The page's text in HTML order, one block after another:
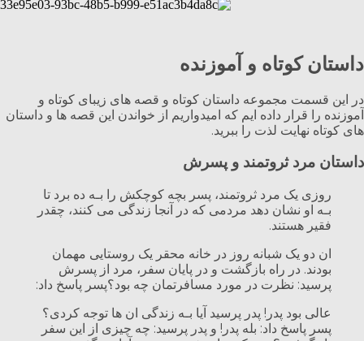
داستان کوتاه و آموزنده
در این قسمت مجموعه داستان کوتاه و قصه های زیبای کوتاه و
آموزنده را قرار داده ایم که امیدواریم از خواندن این قصه ها و داستان
های کوتاه نهایت لذت را ببرید.
داستان مرد ثروتمند و پسرش
روزی یک مرد ثروتمند، پسر بچه کوچکش را بـه ده برد تا
بـه او نشان دهد مردمی که در آنجا زندگی می کنند، چقدر
فقیر هستند.
ان دو یک شبانه روز در خانه محقر یک روستایی مهمان
بودند. در راه بازگشت و در پایان سفر، مرد از پسرش
پرسید: نظرت در مورد مسافرتمان چه بود؟پسر پاسخ داد:
عالی بود پدر! پدر پرسید آیا بـه زندگی ان ها توجه کردی؟
پسر پاسخ داد: بله پدر! و پدر پرسید: چه چیزی از این سفر